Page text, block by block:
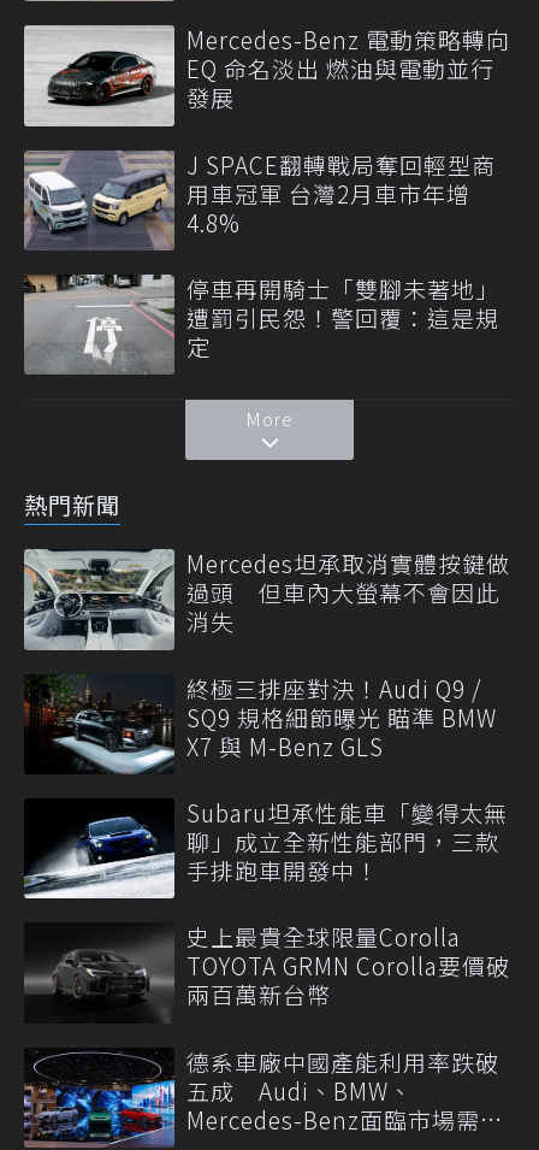
Mercedes-Benz 電動策略轉向
EQ 命名淡出 燃油與電動並行
發展
J SPACE翻轉戰局奪回輕型商
用車冠軍 台灣2月車市年增
4.8%
停車再開騎士「雙腳未著地」
遭罰引民怨！警回覆：這是規
定
More
熱門新聞
Mercedes坦承取消實體按鍵做
過頭 但車內大螢幕不會因此
消失
終極三排座對決！Audi Q9 /
SQ9 規格細節曝光 瞄準 BMW
X7 與 M-Benz GLS
Subaru坦承性能車「變得太無
聊」成立全新性能部門，三款
手排跑車開發中！
史上最貴全球限量Corolla
TOYOTA GRMN Corolla要價破
兩百萬新台幣
德系車廠中國產能利用率跌破
五成 Audi、BMW、
Mercedes-Benz面臨市場需求